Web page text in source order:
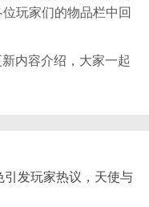
玩家们的物品栏中回
内容介绍，大家一起
引发玩家热议，天使与